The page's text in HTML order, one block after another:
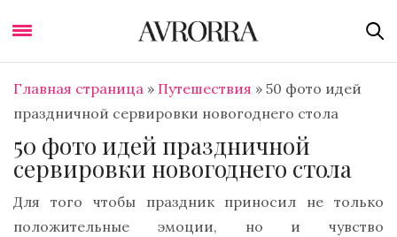
Главная страница » Путешествия » 50 фото идей
праздничной сервировки новогоднего стола
50 фото идей праздничной
сервировки новогоднего стола
Для того чтобы праздник приносил не только
положительные эмоции, но и чувство